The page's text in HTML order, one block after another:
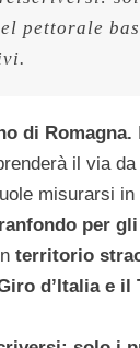
pettorale
di Romagna.
il via da
misurarsi in
per gli
territorio
d’Italia e il